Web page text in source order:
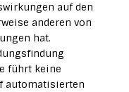
auf den
anderen von
hat.
führt keine
automatisierten